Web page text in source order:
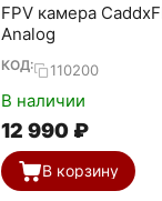
FPV камера
Analog
КОД: 110200
В наличии
12 990 ₽
В корзину